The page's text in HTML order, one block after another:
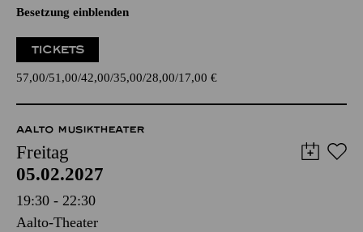
Besetzung einblenden
TICKETS
57,00 51,00 42,00 35,00 28,00 17,00 €
AALTO MUSIKTHEATER
Freitag
05.02.2027
19:30 - 22:30
Aalto-Theater